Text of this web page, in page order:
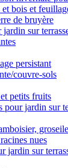
bois et
de bruyère
sur
persistant
couvre-sols
petits fruits
pour jardin sur
nues
jardin sur